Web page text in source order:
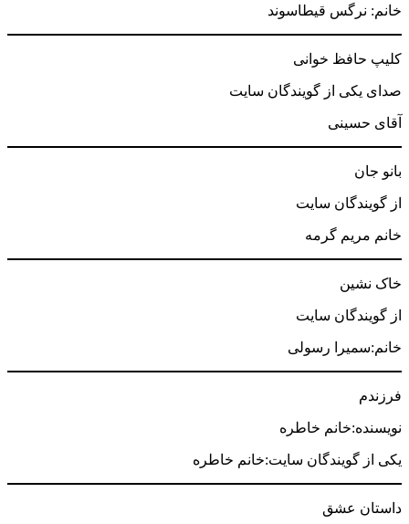
خانم: نرگس قیطاسوند
کلیپ حافظ خوانی
صدای یکی از گویندگان سایت
آقای حسینی
بانو جان
از گویندگان سایت
خانم مریم گرمه
خاک نشین
از گویندگان سایت
خانم:سمیرا رسولی
فرزندم
نویسنده:خانم خاطره
یکی از گویندگان سایت:خانم خاطره
داستان عشق